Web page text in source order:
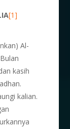
[1]
Al-
kasih
kalian.